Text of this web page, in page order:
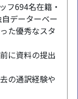
フ694名在籍・
データーベー
た優秀なスタ
に資料の提出
の通訳経験や